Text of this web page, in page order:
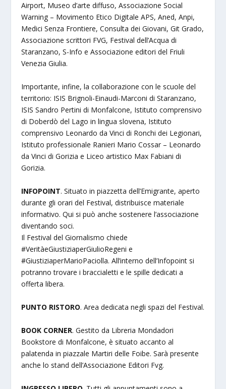
Airport, Museo d’arte diffuso, Associazione Social
Warning – Movimento Etico Digitale APS, Aned, Anpi,
Medici Senza Frontiere, Consulta dei Giovani, Git Grado,
Associazione scrittori FVG, Festival dell’Acqua di
Staranzano, S-Info e Associazione editori del Friuli
Venezia Giulia.
Importante, infine, la collaborazione con le scuole del
territorio: ISIS Brignoli-Einaudi-Marconi di Staranzano,
ISIS Sandro Pertini di Monfalcone, Istituto comprensivo
di Doberdò del Lago in lingua slovena, Istituto
comprensivo Leonardo da Vinci di Ronchi dei Legionari,
Istituto professionale Ranieri Mario Cossar – Leonardo
da Vinci di Gorizia e Liceo artistico Max Fabiani di
Gorizia.
INFOPOINT. Situato in piazzetta dell’Emigrante, aperto
durante gli orari del Festival, distribuisce materiale
informativo. Qui si può anche sostenere l’associazione
diventando soci.
Il Festival del Giornalismo chiede
#VeritàeGiustiziaperGiulioRegeni e
#GiustiziaperMarioPaciolla. All’interno dell’Infopoint si
potranno trovare i braccialetti e le spille dedicati a
offerta libera.
PUNTO RISTORO. Area dedicata negli spazi del Festival.
BOOK CORNER. Gestito da Libreria Mondadori
Bookstore di Monfalcone, è situato accanto al
palatenda in piazzale Martiri delle Foibe. Sarà presente
anche lo stand dell’Associazione Editori Fvg.